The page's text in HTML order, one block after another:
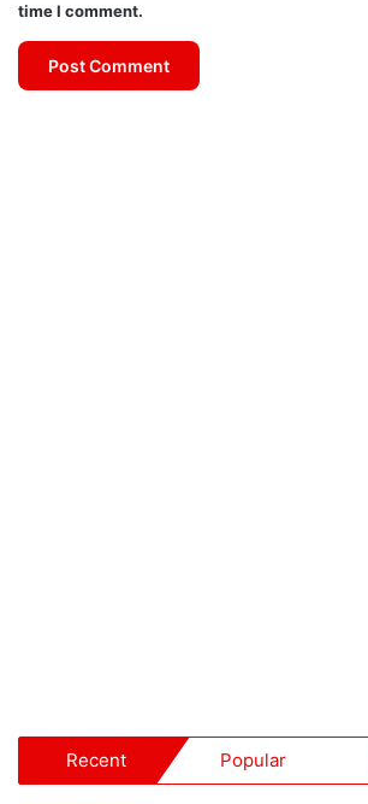
time I comment.
Recent Popular